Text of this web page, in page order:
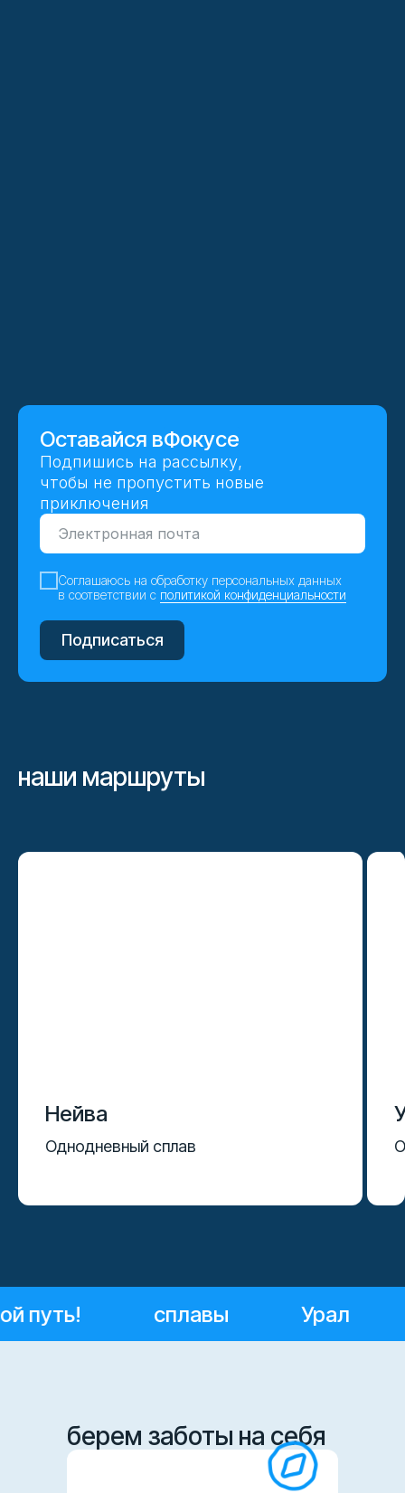
Оставайся вФокусе
Подпишись на рассылку,
чтобы не пропустить новые
приключения
Соглашаюсь на обработку персональных данных
в соответствии с политикой конфиденциальности
Подписаться
наши маршруты
Нейва
Однодневный сплав
сплавы Урал
берем заботы на себя